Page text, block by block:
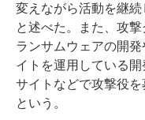
変えながら活動を継
と述べた。また、攻撃
ランサムウェアの開
イトを運用している
サイトなどで攻撃役
という。